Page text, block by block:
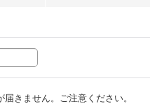
きません。ご注意ください。